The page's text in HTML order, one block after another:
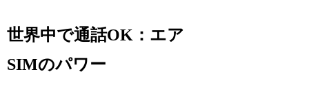
世界中で通話OK：エア
SIMのパワー